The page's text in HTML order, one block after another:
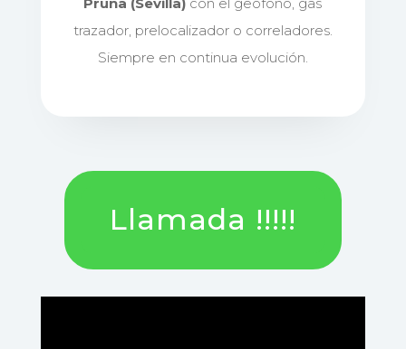
trazador, prelocalizador o correladores.
Siempre en continua evolución.
Llamada !!!!!